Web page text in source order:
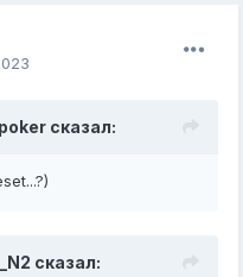
сказал:
сказал: